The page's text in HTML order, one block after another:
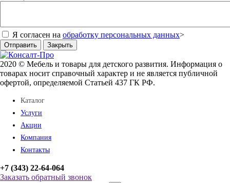
Я согласен на обработку персональных данных>
Отправить Закрыть
2020 © Мебель и товары для детского развития. Информация о
товарах носит справочный характер и не является публичной
офертой, определяемой Статьей 437 ГК РФ.
Каталог
Услуги
Акции
Компания
Контакты
+7 (343) 22-64-064
Заказать обратный звонок